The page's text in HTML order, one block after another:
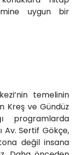
uygun bir
temelinin
Kreş ve Gündüz
programlarda
Av. Sertif Gökçe,
değil insana